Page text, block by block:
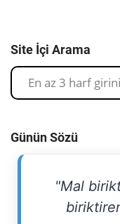
Site İçi Arama
Günün Sözü
"Mal